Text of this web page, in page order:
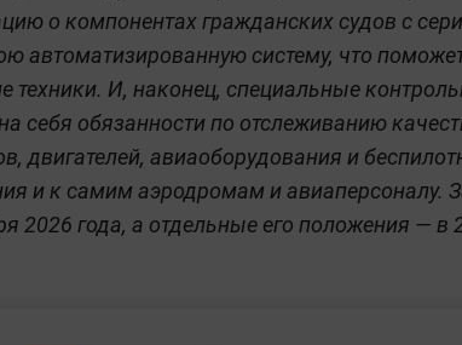
о компонентах гражданских судов с
автоматизированную систему, что
техники. И, наконец, специальные
себя обязанности по отслеживанию
двигателей, авиаоборудования и
и к самим аэродромам и авиаперсоналу.
2026 года, а отдельные его положения — в